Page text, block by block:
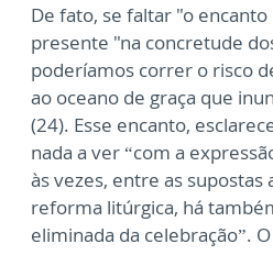
De fato, se faltar "o
presente "na concretude
poderíamos correr o risco
ao oceano de graça que
(24). Esse encanto,
nada a ver “com a
às vezes, entre as supostas
reforma litúrgica, há
eliminada da celebração”.